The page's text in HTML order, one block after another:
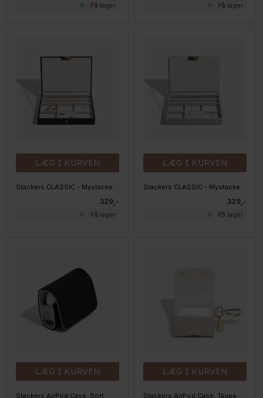
På lager På lager
LÆG I KURVEN
329,-
På lager
LÆG I KURVEN
329,-
På lager
LÆG I KURVEN
Stackers AirPod Case, Sort
LÆG I KURVEN
Stackers AirPod Case, Taupe